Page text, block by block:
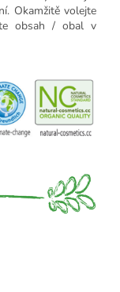
Okamžitě volejte
obsah / obal v